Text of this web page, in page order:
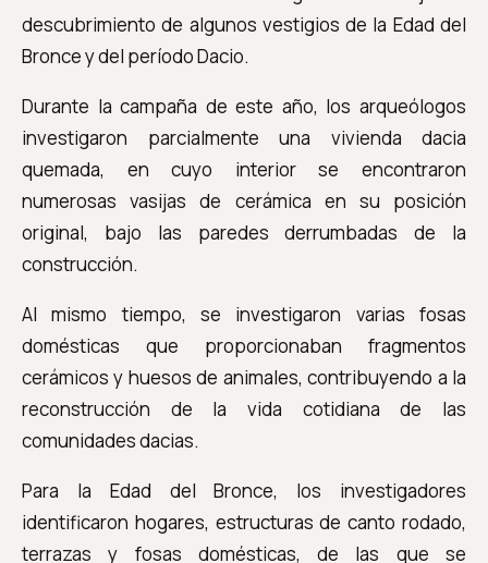
descubrimiento de algunos vestigios de la Edad del
Bronce y del período Dacio.
Durante la campaña de este año, los arqueólogos
investigaron parcialmente una vivienda dacia
quemada, en cuyo interior se encontraron
numerosas vasijas de cerámica en su posición
original, bajo las paredes derrumbadas de la
construcción.
Al mismo tiempo, se investigaron varias fosas
domésticas que proporcionaban fragmentos
cerámicos y huesos de animales, contribuyendo a la
reconstrucción de la vida cotidiana de las
comunidades dacias.
Para la Edad del Bronce, los investigadores
identificaron hogares, estructuras de canto rodado,
terrazas y fosas domésticas, de las que se